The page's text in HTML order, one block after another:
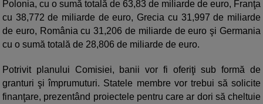
Polonia, cu o sumă totală de 63,83 de miliarde de euro, Franţa
cu 38,772 de miliarde de euro, Grecia cu 31,997 de miliarde
de euro, România cu 31,206 de miliarde de euro şi Germania
cu o sumă totală de 28,806 de miliarde de euro.
Potrivit planului Comisiei, banii vor fi oferiţi sub formă de
granturi şi împrumuturi. Statele membre vor trebui să solicite
finanţare, prezentând proiectele pentru care ar dori să cheltuie